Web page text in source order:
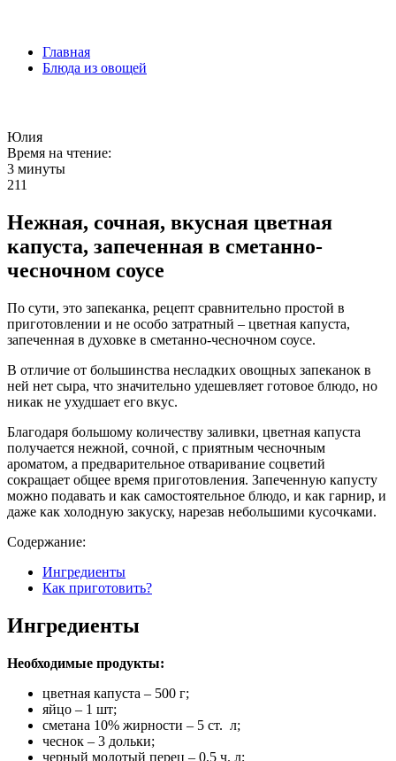
Главная
Блюда из овощей
Юлия
Время на чтение:
3 минуты
211
Нежная, сочная, вкусная цветная
капуста, запеченная в сметанно-
чесночном соусе
По сути, это запеканка, рецепт сравнительно простой в
приготовлении и не особо затратный – цветная капуста,
запеченная в духовке в сметанно-чесночном соусе.
В отличие от большинства несладких овощных запеканок в
ней нет сыра, что значительно удешевляет готовое блюдо, но
никак не ухудшает его вкус.
Благодаря большому количеству заливки, цветная капуста
получается нежной, сочной, с приятным чесночным
ароматом, а предварительное отваривание соцветий
сокращает общее время приготовления. Запеченную капусту
можно подавать и как самостоятельное блюдо, и как гарнир, и
даже как холодную закуску, нарезав небольшими кусочками.
Содержание:
Ингредиенты
Как приготовить?
Ингредиенты
Необходимые продукты:
цветная капуста – 500 г;
яйцо – 1 шт;
сметана 10% жирности – 5 ст. л;
чеснок – 3 дольки;
черный молотый перец – 0,5 ч. л;